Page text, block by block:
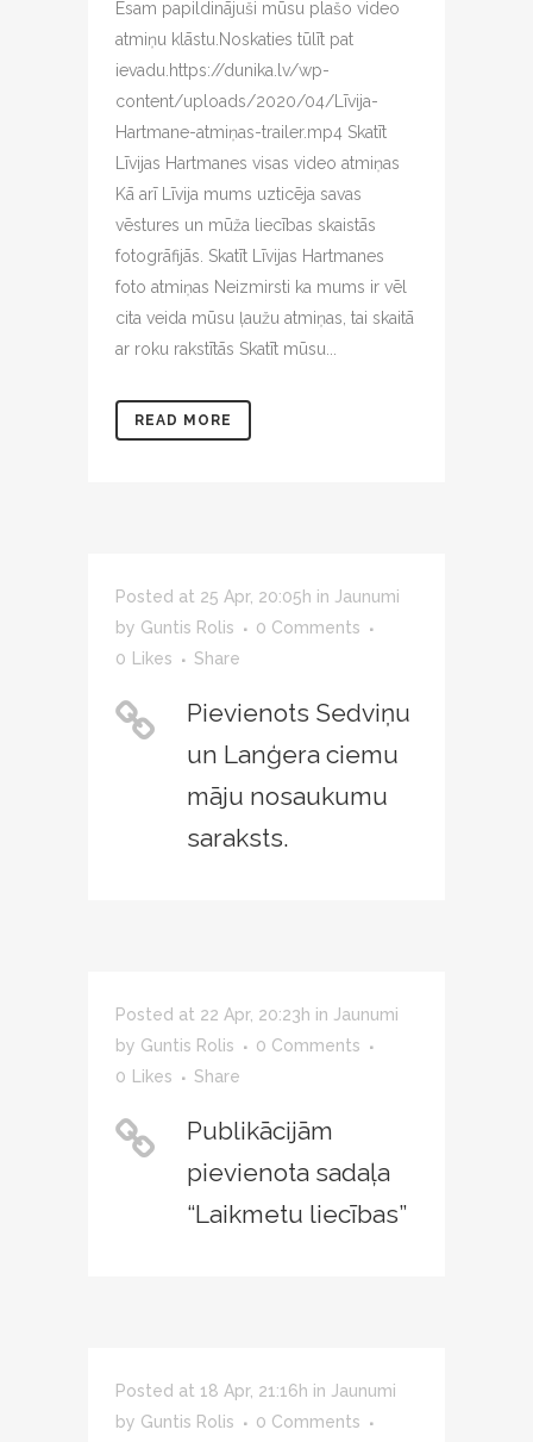
Esam papildinājuši mūsu plašo video
atmiņu klāstu.Noskaties tūlīt pat
ievadu.https://dunika.lv/wp-
content/uploads/2020/04/Līvija-
Hartmane-atmiņas-trailer.mp4 Skatīt
Līvijas Hartmanes visas video atmiņas
Kā arī Līvija mums uzticēja savas
vēstures un mūža liecības skaistās
fotogrāfijās. Skatīt Līvijas Hartmanes
foto atmiņas Neizmirsti ka mums ir vēl
cita veida mūsu ļaužu atmiņas, tai skaitā
ar roku rakstītās Skatīt mūsu...
READ MORE
Posted at 25 Apr, 20:05h in Jaunumi
by Guntis Rolis
0 Comments
0 Likes Share
Pievienots Sedviņu
un Lanģera ciemu
māju nosaukumu
saraksts.
Posted at 22 Apr, 20:23h in Jaunumi
by Guntis Rolis
0 Comments
0 Likes Share
Publikācijām
pievienota sadaļa
“Laikmetu liecības”
Posted at 18 Apr, 21:16h in Jaunumi
by Guntis Rolis
0 Comments